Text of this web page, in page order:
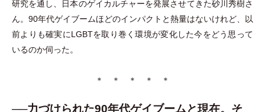
研究を通し、日本のゲイカルチャーを発展させてきた砂川秀樹さ
ん。90年代ゲイブームほどのインパクトと熱量はないけれど、以
前よりも確実にLGBTを取り巻く環境が変化した今をどう思って
いるのか伺った。
＊ ＊ ＊ ＊ ＊
──力づけられた90年代ゲイブームと現在。そ